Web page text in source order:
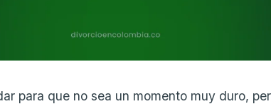
para que no sea un momento muy duro,